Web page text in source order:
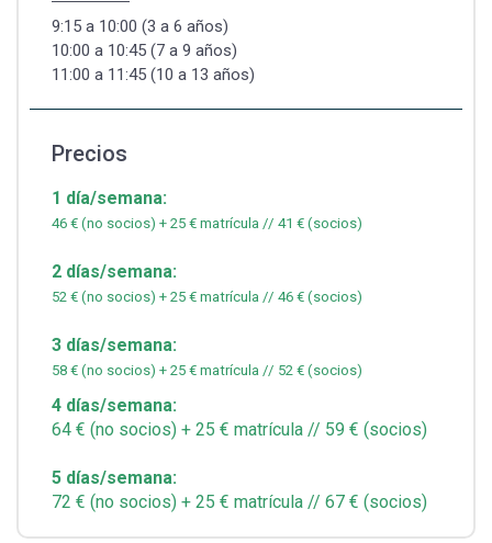
9:15 a 10:00 (3 a 6 años)
10:00 a 10:45 (7 a 9 años)
11:00 a 11:45 (10 a 13 años)
Precios
1 día/semana:
46 € (no socios) + 25 € matrícula // 41 € (socios)
2 días/semana:
52 € (no socios) + 25 € matrícula // 46 € (socios)
3 días/semana:
58 € (no socios) + 25 € matrícula // 52 € (socios)
4 días/semana:
64 € (no socios) + 25 € matrícula // 59 € (socios)
5 días/semana:
72 € (no socios) + 25 € matrícula // 67 € (socios)